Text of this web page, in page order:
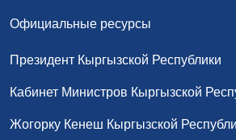
Официальные ресурсы
Президент Кыргызской Республики
Кабинет Министров Кыргызской
Жогорку Кенеш Кыргызской